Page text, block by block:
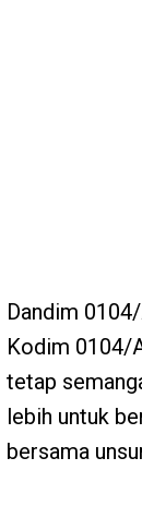
Dandim
Kodim 0104/
tetap
lebih untuk
bersama